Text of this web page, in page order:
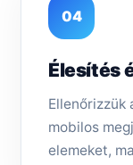
04
Élesítés
Ellenőrizzük
mobilos
elemeket,